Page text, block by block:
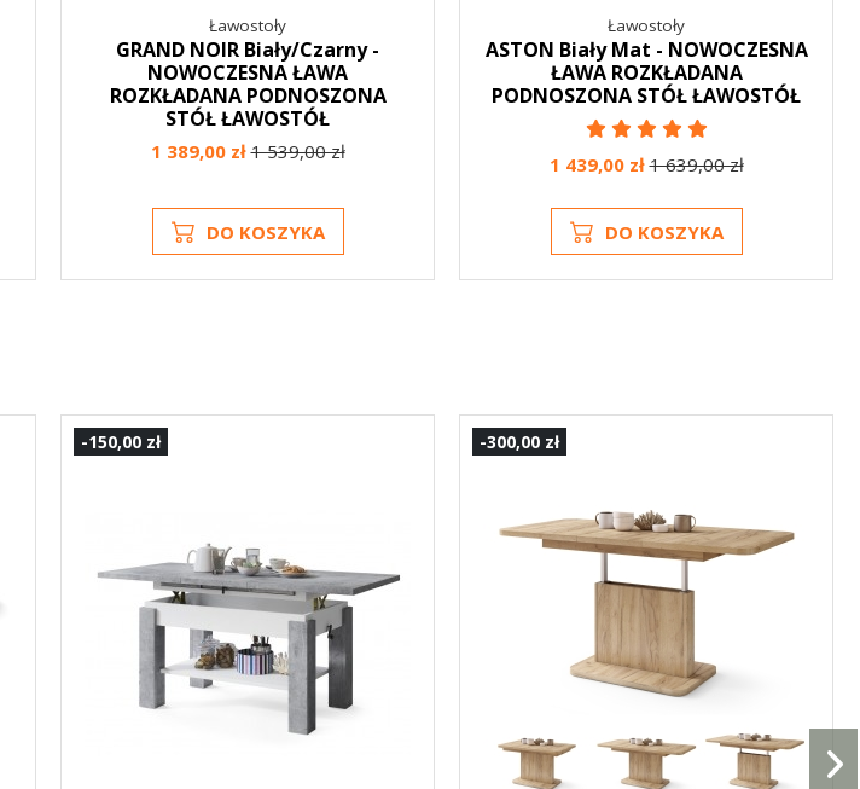
Ławostoły
GRAND NOIR Biały/Czarny -
NOWOCZESNA ŁAWA
ROZKŁADANA PODNOSZONA
STÓŁ ŁAWOSTÓŁ
1 389,00 zł1 539,00 zł
DO KOSZYKA
Ławostoły
ASTON Biały Mat - NOWOCZESNA
ŁAWA ROZKŁADANA
PODNOSZONA STÓŁ ŁAWOSTÓŁ
1 439,00 zł1 639,00 zł
DO KOSZYKA
-150,00 zł -300,00 zł